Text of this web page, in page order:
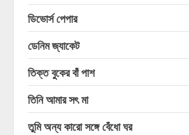
ডিভোর্স পেপার
ডেনিম জ্যাকেট
তিক্ত বুকের বাঁ পাশ
তিনি আমার সৎ মা
তুমি অন্য কারো সঙ্গে বেঁধো ঘর